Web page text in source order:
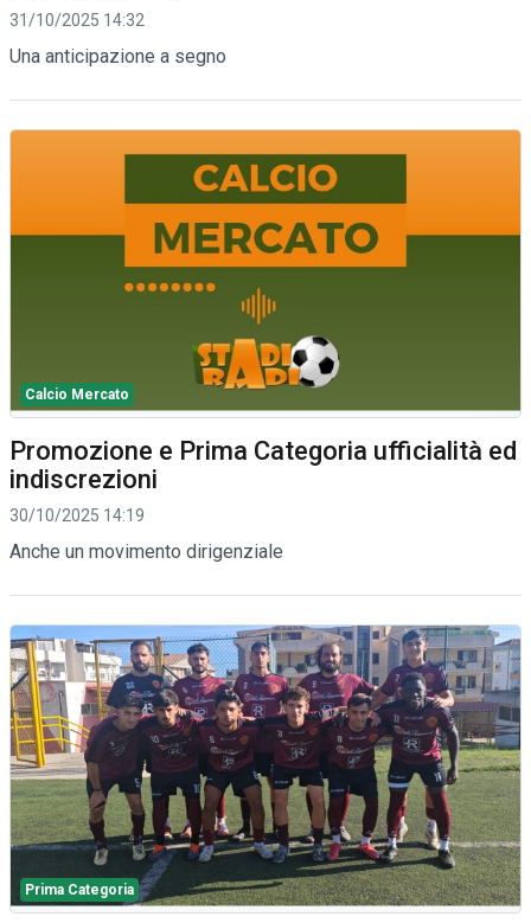
31/10/2025 14:32
Una anticipazione a segno
Calcio Mercato
Promozione e Prima Categoria ufficialità ed
indiscrezioni
30/10/2025 14:19
Anche un movimento dirigenziale
Prima Categoria